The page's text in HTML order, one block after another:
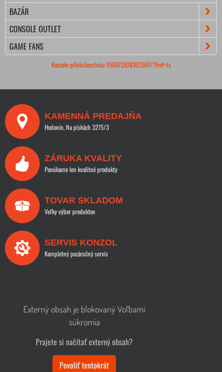
BAZÁR
CONSOLE OUTLET
GAME FANS
Konzole-příslušenstvícz-150672878302597/?fref=ts
KAMENNÁ PREDAJŇA
Hodonín, Na pískách 3275/3
ZÁRUKA KVALITY
Ponúkame len kvalitné produkty
TOVAR SKLADOM
Veľky výber produktov
SERVIS KONZOL
Kompletný pozáručný servis
Externý obsah je blokovaný Voľbami
súkromia
Prajete si načítať externý obsah?
Povoliť tentokrát